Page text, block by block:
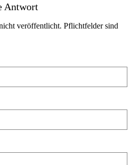
Antwort
veröffentlicht. Pflichtfelder sind